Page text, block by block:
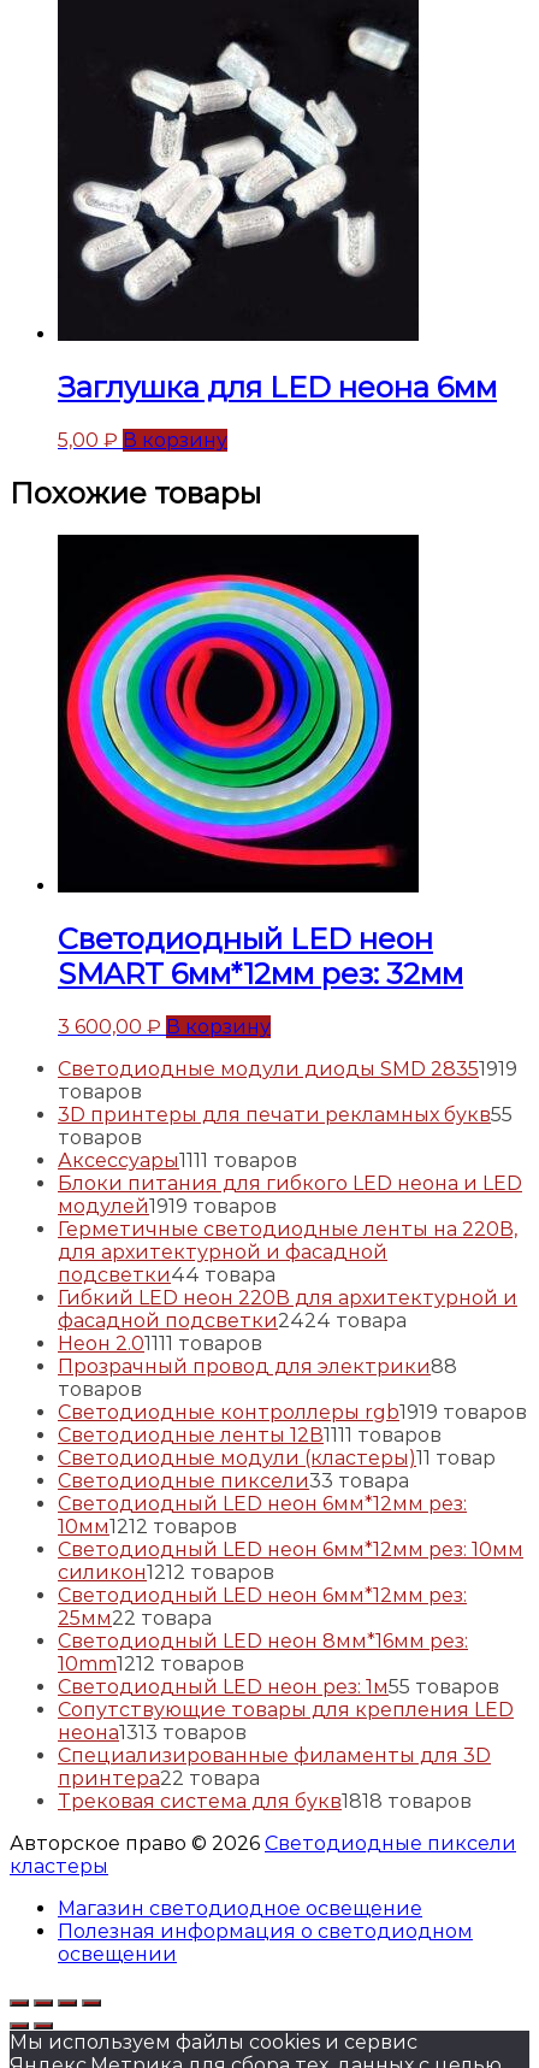
Заглушка для LED неона 6мм
5,00 ₽ В корзину
Похожие товары
Светодиодный LED неон
SMART 6мм*12мм рез: 32мм
3 600,00 ₽ В корзину
Светодиодные модули диоды SMD 28351919
товаров
3D принтеры для печати рекламных букв55
товаров
Аксессуары1111 товаров
Блоки питания для гибкого LED неона и LED
модулей1919 товаров
Герметичные светодиодные ленты на 220В,
для архитектурной и фасадной
подсветки44 товара
Гибкий LED неон 220В для архитектурной и
фасадной подсветки2424 товара
Неон 2.01111 товаров
Прозрачный провод для электрики88
товаров
Светодиодные контроллеры rgb1919 товаров
Светодиодные ленты 12В1111 товаров
Светодиодные модули (кластеры)11 товар
Светодиодные пиксели33 товара
Светодиодный LED неон 6мм*12мм рез:
10мм1212 товаров
Светодиодный LED неон 6мм*12мм рез: 10мм
силикон1212 товаров
Светодиодный LED неон 6мм*12мм рез:
25мм22 товара
Светодиодный LED неон 8мм*16мм рез:
10mm1212 товаров
Светодиодный LED неон рез: 1м55 товаров
Сопутствующие товары для крепления LED
неона1313 товаров
Специализированные филаменты для 3D
принтера22 товара
Трековая система для букв1818 товаров
Авторское право © 2026 Светодиодные пиксели
кластеры
Магазин светодиодное освещение
Полезная информация о светодиодном
освещении
Мы используем файлы cookies и сервис